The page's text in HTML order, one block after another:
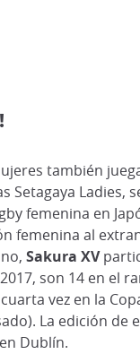
también
Setagaya Ladies,
femenina en
femenina al
Sakura XV
son 14 en el
vez en la
La edición de
Dublín.